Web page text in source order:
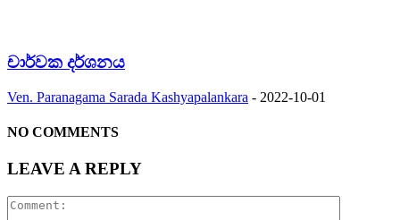
චාර්වක දර්ශනය
Ven. Paranagama Sarada Kashyapalankara - 2022-10-01
NO COMMENTS
LEAVE A REPLY